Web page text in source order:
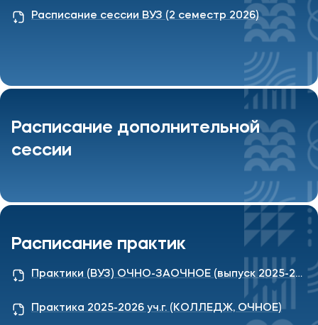
Мы в соцсетях
Подобрать программу
Расписание сессии ВУЗ (2 семестр 2026)
Расписание дополнительной
сессии
Расписание практик
Практики (ВУЗ) ОЧНО-ЗАОЧНОЕ (выпуск 2025-2026)
Практика 2025-2026 уч.г. (КОЛЛЕДЖ, ОЧНОЕ)